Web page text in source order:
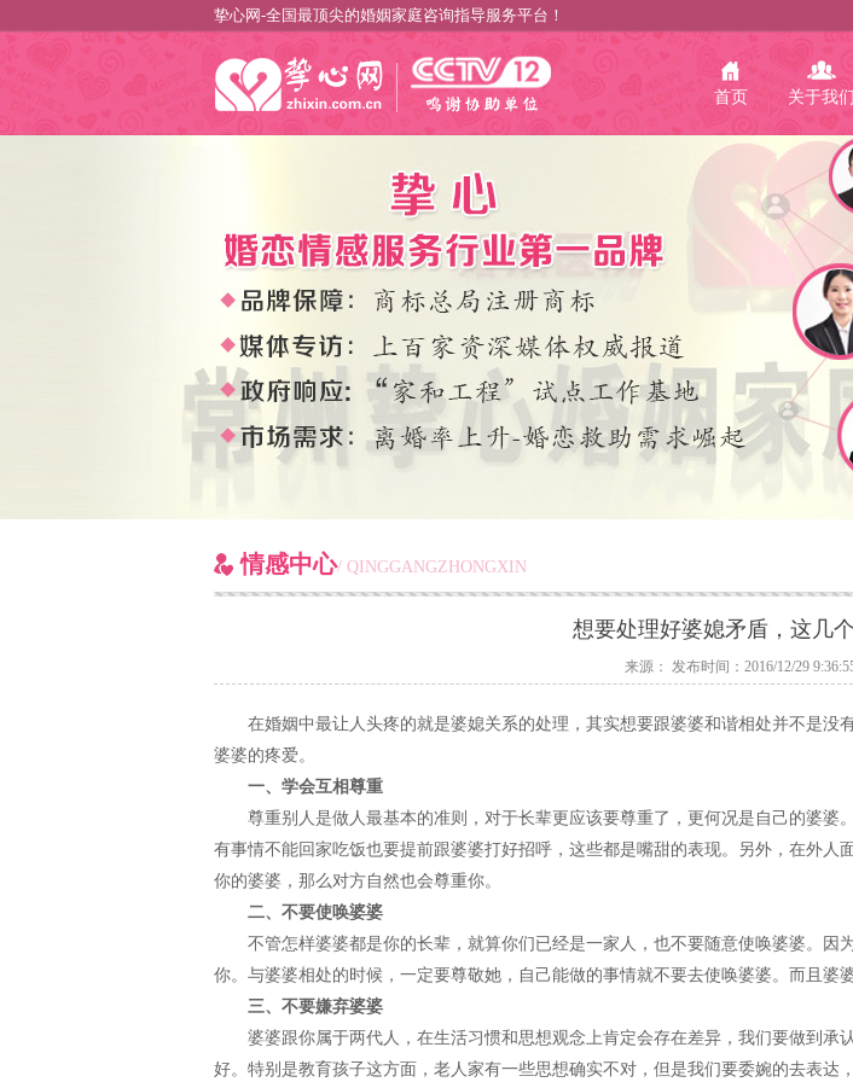
挚心网-全国最顶尖的婚姻家庭咨询指导服务平台！
首页 关于我们
情感中心/ QINGGANGZHONGXIN
想要处理好婆媳矛盾，这几
来源： 发布时间：2016/12/29 9:36:55
在婚姻中最让人头疼的就是婆媳关系的处理，其实想要跟婆婆和谐相处并不是
婆婆的疼爱。
一、学会互相尊重
尊重别人是做人最基本的准则，对于长辈更应该要尊重了，更何况是自己的婆
有事情不能回家吃饭也要提前跟婆婆打好招呼，这些都是嘴甜的表现。另外，在外
你的婆婆，那么对方自然也会尊重你。
二、不要使唤婆婆
不管怎样婆婆都是你的长辈，就算你们已经是一家人，也不要随意使唤婆婆。
你。与婆婆相处的时候，一定要尊敬她，自己能做的事情就不要去使唤婆婆。而且婆
三、不要嫌弃婆婆
婆婆跟你属于两代人，在生活习惯和思想观念上肯定会存在差异，我们要做到
好。特别是教育孩子这方面，老人家有一些思想确实不对，但是我们要委婉的去表达